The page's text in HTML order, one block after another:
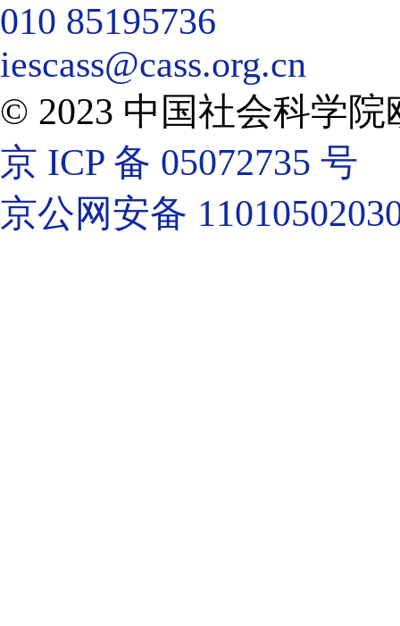
010 85195736
iescass@cass.org.cn
© 2023 中国社会科学
京 ICP 备 05072735 号
京公网安备